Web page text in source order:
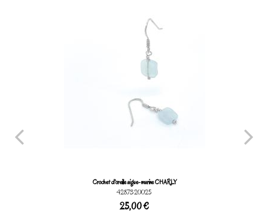
Crochet d'oreille aigue-marine CHARLY
4287320025
25,00 €